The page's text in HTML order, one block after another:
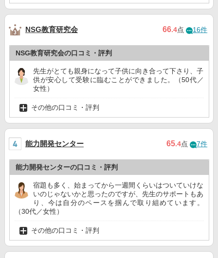
NSG教育研究会 66.4点 16件
NSG教育研究会の口コミ・評判
先生がとても親身になって子供に向き合って下さり、子
供が安心して受験に臨むことができました。（50代／
女性）
その他の口コミ・評判
能力開発センター 65.4点 7件
能力開発センターの口コミ・評判
宿題も多く、始まってから一週間くらいはついていけな
いのじゃないかと思ったのですが、先生のサポートもあ
り、今は自分のペースを掴んで取り組めています。
（30代／女性）
その他の口コミ・評判